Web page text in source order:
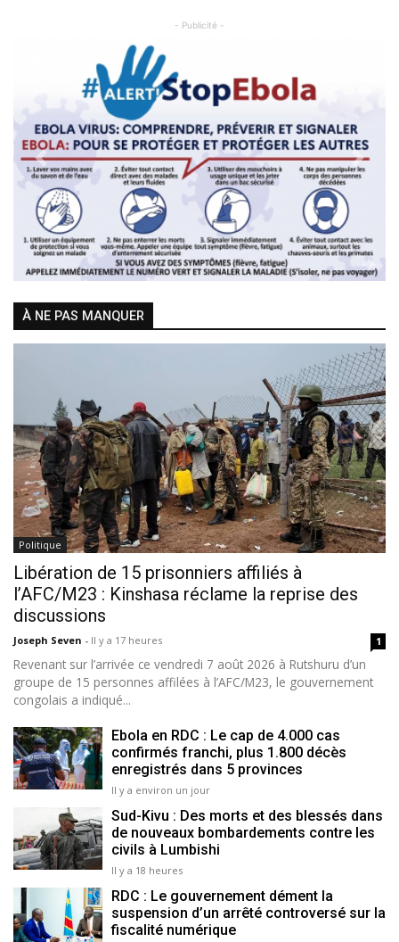
- Publicité -
Previous Next
À NE PAS MANQUER
Politique
Libération de 15 prisonniers affiliés à
l’AFC/M23 : Kinshasa réclame la reprise des
discussions
Joseph Seven - Il y a 17 heures 1
Revenant sur l’arrivée ce vendredi 7 août 2026 à Rutshuru d’un
groupe de 15 personnes affilées à l’AFC/M23, le gouvernement
congolais a indiqué...
Ebola en RDC : Le cap de 4.000 cas
confirmés franchi, plus 1.800 décès
enregistrés dans 5 provinces
Il y a environ un jour
Sud-Kivu : Des morts et des blessés dans
de nouveaux bombardements contre les
civils à Lumbishi
Il y a 18 heures
RDC : Le gouvernement dément la
suspension d’un arrêté controversé sur la
fiscalité numérique